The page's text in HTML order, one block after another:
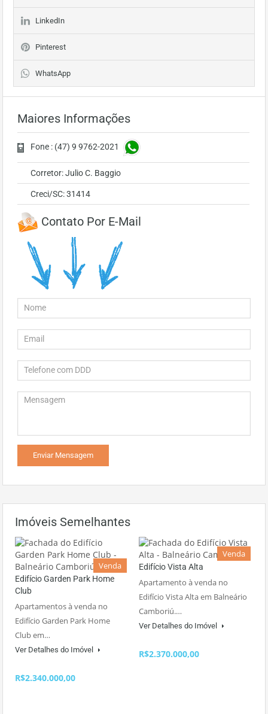
LinkedIn
Pinterest
WhatsApp
Maiores Informações
Fone : (47) 9 9762-2021
Corretor: Julio C. Baggio
Creci/SC: 31414
Contato Por E-Mail
Imóveis Semelhantes
Venda
Edifício Garden Park Home
Club
Apartamentos à venda no
Edifício Garden Park Home
Club em…
Ver Detalhes do Imóvel
R$2.340.000,00
Venda
Edifício Vista Alta
Apartamento à venda no
Edifício Vista Alta em Balneário
Camboriú.…
Ver Detalhes do Imóvel
R$2.370.000,00